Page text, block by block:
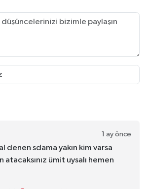
1 ay önce
denen sdama yakın kim varsa
ümit uysalı hemen